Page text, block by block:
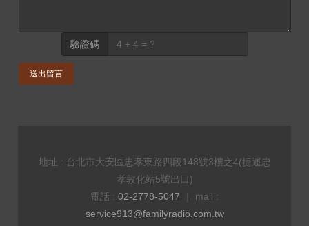
驗證碼
送出留言
地址 : 台北市大安區忠孝東路四段148號3樓之4(捷運忠
孝敦化站5號出口)
電話 : 02-2778-5047 ｜ mail :
service913@familyradio.com.tw